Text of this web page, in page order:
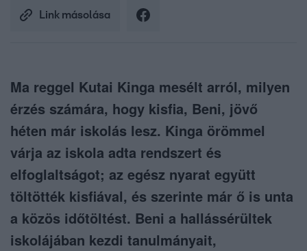
Link másolása
Ma reggel Kutai Kinga mesélt arról, milyen
érzés számára, hogy kisfia, Beni, jövő
héten már iskolás lesz. Kinga örömmel
várja az iskola adta rendszert és
elfoglaltságot; az egész nyarat együtt
töltötték kisfiával, és szerinte már ő is unta
a közös időtöltést. Beni a hallássérültek
iskolájában kezdi tanulmányait,